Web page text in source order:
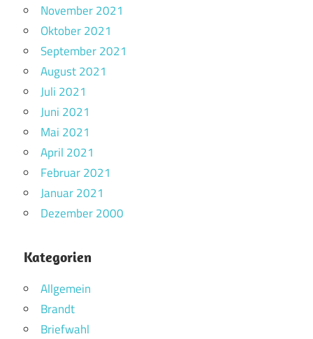
November 2021
Oktober 2021
September 2021
August 2021
Juli 2021
Juni 2021
Mai 2021
April 2021
Februar 2021
Januar 2021
Dezember 2000
Kategorien
Allgemein
Brandt
Briefwahl